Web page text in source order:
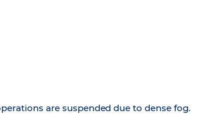
are suspended due to dense fog.